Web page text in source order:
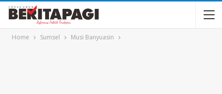
Home Sumsel Musi Banyuasin